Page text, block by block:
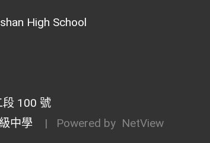
High School
100 號
中學 | Powered by NetView